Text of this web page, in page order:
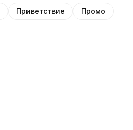
Приветствие Промо